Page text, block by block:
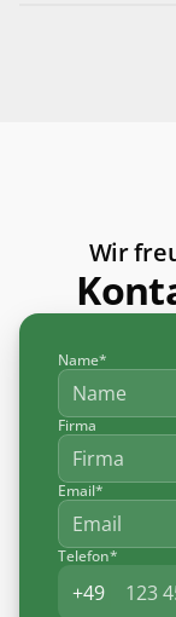
Wir
Name*
Firma
Email*
Telefon*